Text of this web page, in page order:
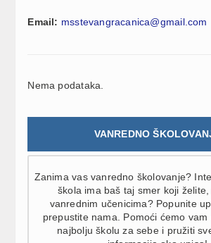
Email: msstevangracanica@gmail.com
Nema podataka.
VANREDNO
Zanima vas vanredno školovanje?
škola ima baš taj smer koji
vanrednim učenicima? Popunite
prepustite nama. Pomoći ćemo
najbolju školu za sebe i pružiti